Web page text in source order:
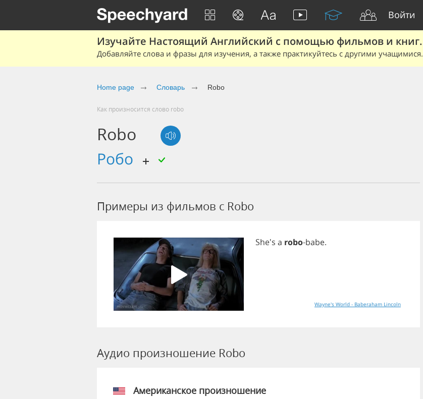
Войти
Изучайте Настоящий Английский с помощью фильмов и книг.
Добавляйте слова и фразы для изучения, а также практикуйтесь с другими учащимися.
Home page Словарь Robo
Как произносится слово robo
Robo
робо
Примеры из фильмов c Robo
She's a robo-babe.
Wayne's World - Baberaham Lincoln
Аудио произношение Robo
Американское произношение